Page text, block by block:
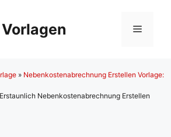
Menü
» Nebenkostenabrechnung Erstellen Vorlage:
Erstaunlich Nebenkostenabrechnung Erstellen